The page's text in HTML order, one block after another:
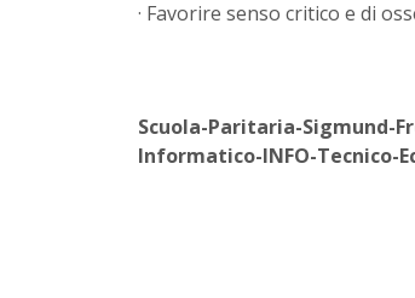
· Favorire senso critico e di
Scuola-Paritaria-Sigmund-
Informatico-INFO-Tecnico-